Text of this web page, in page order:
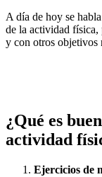
A día de hoy se
de la actividad física,
y con otros objetivos
¿Qué es
actividad
Ejercicios de